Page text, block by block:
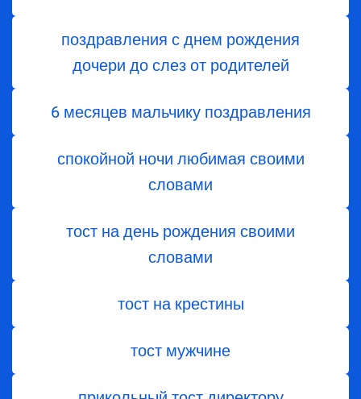
поздравления с днем ​​рождения
дочери до слез от родителей
6 месяцев мальчику поздравления
спокойной ночи любимая своими
словами
тост на день рождения своими
словами
тост на крестины
тост мужчине